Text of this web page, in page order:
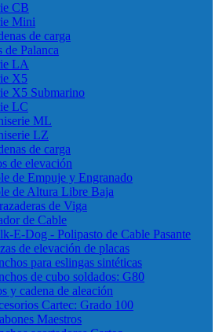
CB
Mini
de carga
de Palanca
LA
X5
X5 Submarino
LC
ML
LZ
de carga
de elevación
de Empuje y Engranado
de Altura Libre Baja
de Viga
de Cable
E-Dog - Polipasto de Cable Pasante
de elevación de placas
para eslingas sintéticas
de cubo soldados: G80
y cadena de aleación
Cartec: Grado 100
Maestros